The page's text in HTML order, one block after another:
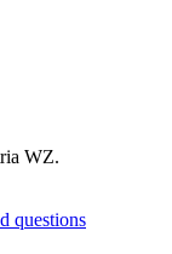
WZ.
questions